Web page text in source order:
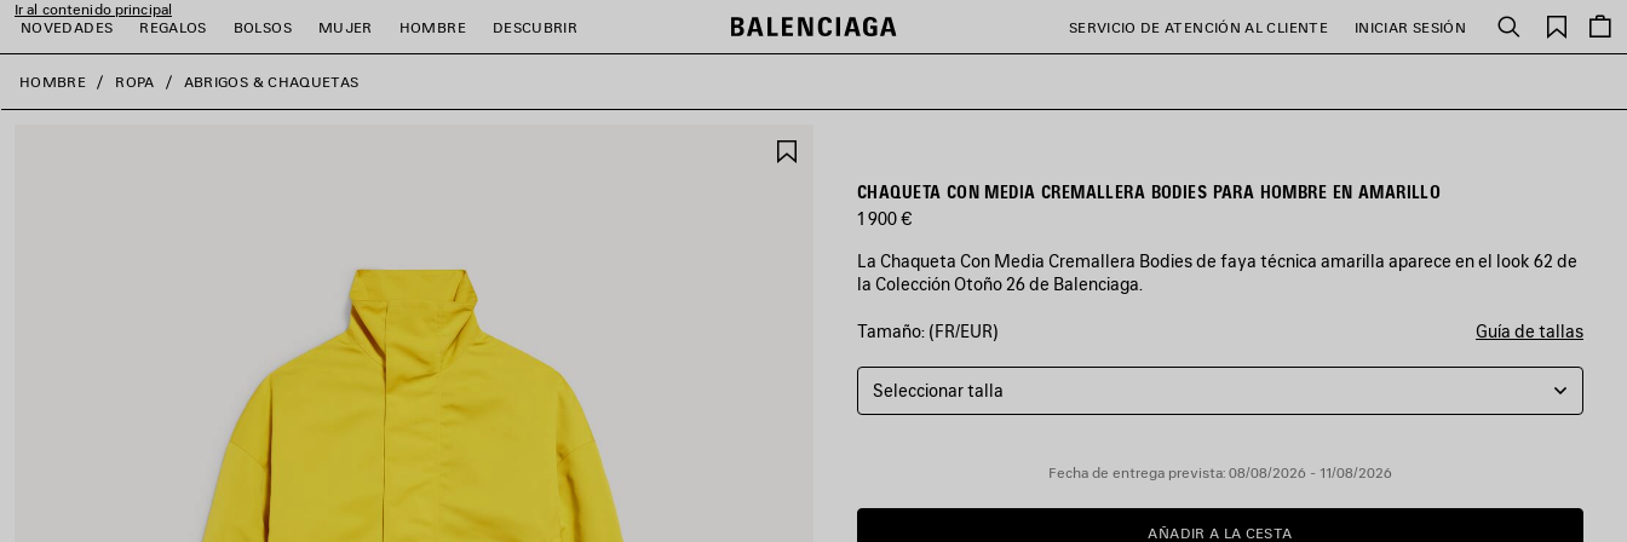
Ir al contenido principal
NOVEDADES
REGALOS BOLSOS MUJER HOMBRE DESCUBRIR SERVICIO DE ATENCIÓN AL CLIENTE INICIAR SESIÓN Buscar
close the banner
HOMBRE ROPA ABRIGOS & CHAQUETAS
FAVORITOSCHAQUETA CON MEDIA CREMALLERA BODIES PARA HOMBRE EN AMARILLO
1 900 €
La Chaqueta Con Media Cremallera Bodies de faya técnica amarilla aparece en el look 62 de
la Colección Otoño 26 de Balenciaga.
COLORES
AMARILLO
Amarillo
Tamaño: (FR/EUR) Guía de tallas
Seleccionar talla
Fecha de entrega prevista: 08/08/2026 - 11/08/2026
AÑADIR A LA CESTA